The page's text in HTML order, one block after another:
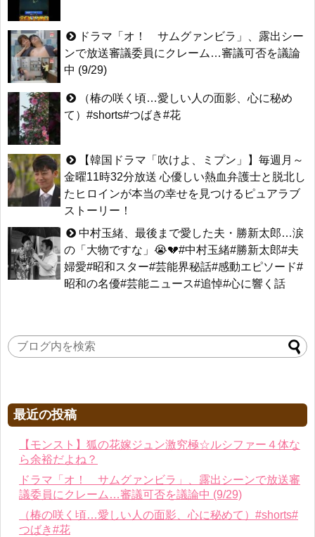
ドラマ「オ！ サムグァンビラ」、露出シー
ンで放送審議委員にクレーム…審議可否を議論
中 (9/29)
（椿の咲く頃…愛しい人の面影、心に秘め
て）#shorts#つばき#花
【韓国ドラマ「吹けよ、ミプン」】毎週月～
金曜11時32分放送 心優しい熱血弁護士と脱北し
たヒロインが本当の幸せを見つけるピュアラブ
ストーリー！
中村玉緒、最後まで愛した夫・勝新太郎…涙
の「大物ですな」😭💔#中村玉緒#勝新太郎#夫
婦愛#昭和スター#芸能界秘話#感動エピソード#
昭和の名優#芸能ニュース#追悼#心に響く話
最近の投稿
【モンスト】狐の花嫁ジュン激究極☆ルシファー４体な
ら余裕だよね？
ドラマ「オ！ サムグァンビラ」、露出シーンで放送審
議委員にクレーム…審議可否を議論中 (9/29)
（椿の咲く頃…愛しい人の面影、心に秘めて）#shorts#
つばき#花